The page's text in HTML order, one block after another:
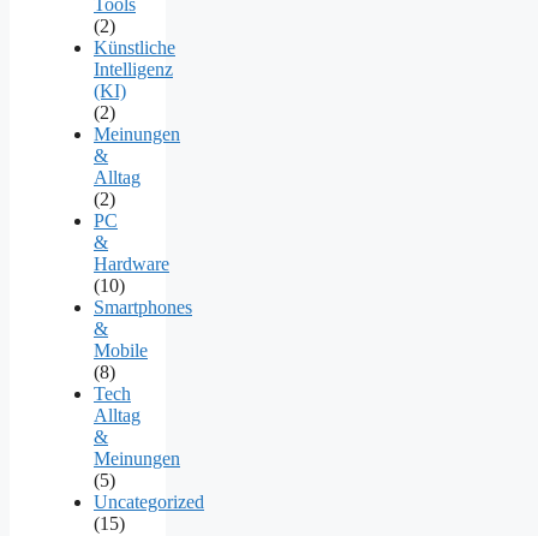
Tools
(2)
Künstliche
Intelligenz
(KI)
(2)
Meinungen
&
Alltag
(2)
PC
&
Hardware
(10)
Smartphones
&
Mobile
(8)
Tech
Alltag
&
Meinungen
(5)
Uncategorized
(15)